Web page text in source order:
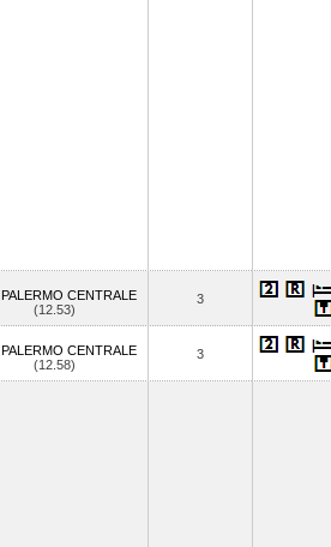
PALERMO CENTRALE
(12.53)
3
PALERMO CENTRALE
(12.58)
3